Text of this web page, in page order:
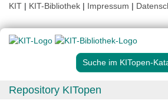
KIT | KIT-Bibliothek | Impressum |
Suche im KITopen-
Repository KITopen